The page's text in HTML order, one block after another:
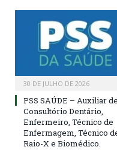
30 DE JULHO DE 2026
PSS SAÚDE – Auxiliar de
Consultório Dentário,
Enfermeiro, Técnico de
Enfermagem, Técnico
Raio-X e Biomédico.